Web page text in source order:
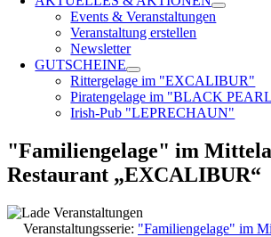
Events & Veranstaltungen
Veranstaltung erstellen
Newsletter
GUTSCHEINE
Rittergelage im "EXCALIBUR"
Piratengelage im "BLACK
Irish-Pub "LEPRECHAUN"
"Familiengelage" im
Restaurant „EXCALIBUR“
Veranstaltungsserie: "Familiengelage" im